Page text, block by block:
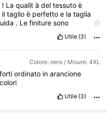
! Laqualitàdeltessutoè
iltaglioè perfettoe lataglia
. Lefinituresono
àunsacco
di
🥰Onestamente,ilrapporto
al 100
Utile (3)
Colore: nero / Misure: 4XL
fortiordinato inarancione
colori
Utile (3)